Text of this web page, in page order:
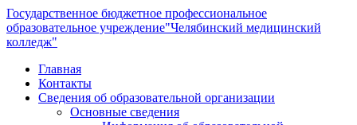
Государственное бюджетное профессиональное
образовательное учреждение"Челябинский медицинский
колледж"
Главная
Контакты
Сведения об образовательной организации
Основные сведения